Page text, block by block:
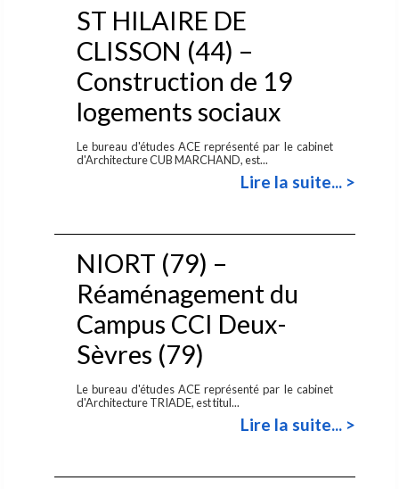
ST HILAIRE DE
CLISSON (44) –
Construction de 19
logements sociaux
Le bureau d'études ACE représenté par le cabinet
d'Architecture CUB MARCHAND, est...
Lire la suite... >
NIORT (79) –
Réaménagement du
Campus CCI Deux-
Sèvres (79)
Le bureau d'études ACE représenté par le cabinet
d'Architecture TRIADE, est titul...
Lire la suite... >